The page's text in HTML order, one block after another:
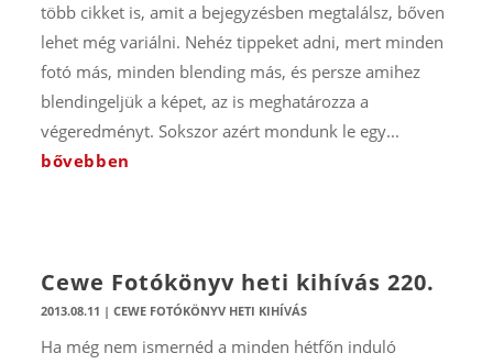
több cikket is, amit a bejegyzésben megtalálsz, bőven
lehet még variálni. Nehéz tippeket adni, mert minden
fotó más, minden blending más, és persze amihez
blendingeljük a képet, az is meghatározza a
végeredményt. Sokszor azért mondunk le egy...
bővebben
Cewe Fotókönyv heti kihívás 220.
2013.08.11 | CEWE FOTÓKÖNYV HETI KIHÍVÁS
Ha még nem ismernéd a minden hétfőn induló